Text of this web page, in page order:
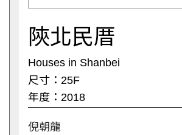
陝北民厝
Houses in Shanbei
尺寸：25F
年度：2018
倪朝龍